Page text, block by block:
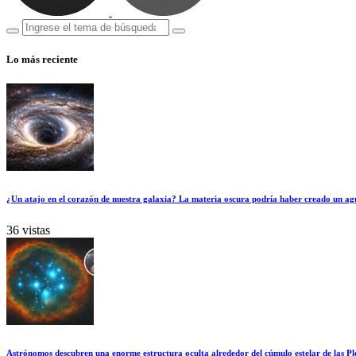
Lo más reciente
¿Un atajo en el corazón de nuestra galaxia? La materia oscura podría haber creado un
36 vistas
Astrónomos descubren una enorme estructura oculta alrededor del cúmulo estelar de las